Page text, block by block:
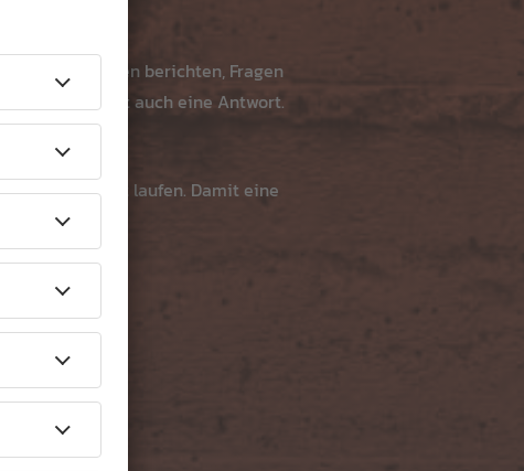
ihren Wünschen berichten, Fragen
bekommt auch eine Antwort.
fürs Fest laufen. Damit eine